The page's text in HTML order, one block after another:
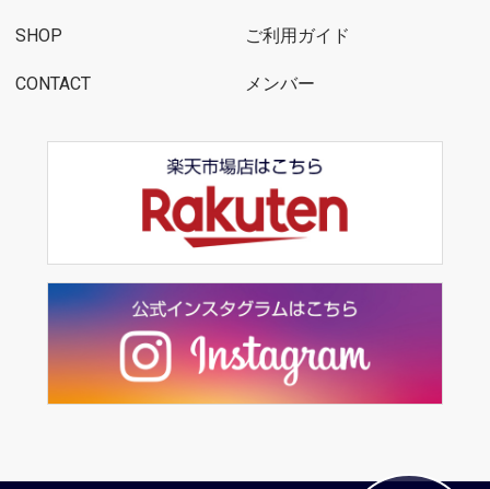
SHOP
CONTACT
ご利用ガイド
メンバー